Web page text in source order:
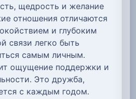
щедрость и желание
отношения отличаются
и глубоким
связи легко быть
самым личным.
ощущение поддержки и
Это дружба,
с каждым годом.